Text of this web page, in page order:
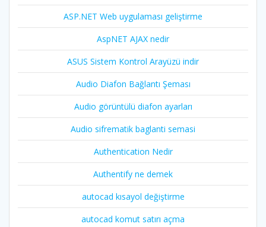
ASP.NET Web uygulaması geliştirme
AspNET AJAX nedir
ASUS Sistem Kontrol Arayüzü indir
Audio Diafon Bağlantı Şeması
Audio görüntülü diafon ayarları
Audio sifrematik baglanti semasi
Authentication Nedir
Authentify ne demek
autocad kısayol değiştirme
autocad komut satırı açma